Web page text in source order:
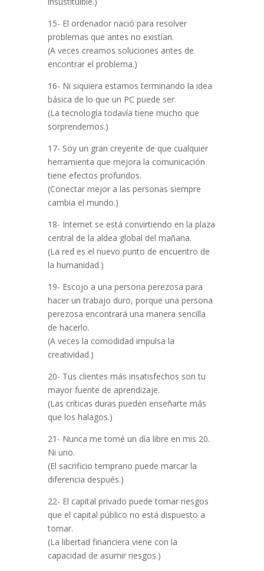
15- El ordenador nació para resolver
problemas que antes no existían.
(A veces creamos soluciones antes de
encontrar el problema.)
16- Ni siquiera estamos terminando la idea
básica de lo que un PC puede ser.
(La tecnología todavía tiene mucho que
sorprendernos.)
17- Soy un gran creyente de que cualquier
herramienta que mejora la comunicación
tiene efectos profundos.
(Conectar mejor a las personas siempre
cambia el mundo.)
18- Internet se está convirtiendo en la plaza
central de la aldea global del mañana.
(La red es el nuevo punto de encuentro de
la humanidad.)
19- Escojo a una persona perezosa para
hacer un trabajo duro, porque una persona
perezosa encontrará una manera sencilla
de hacerlo.
(A veces la comodidad impulsa la
creatividad.)
20- Tus clientes más insatisfechos son tu
mayor fuente de aprendizaje.
(Las críticas duras pueden enseñarte más
que los halagos.)
21- Nunca me tomé un día libre en mis 20.
Ni uno.
(El sacrificio temprano puede marcar la
diferencia después.)
22- El capital privado puede tomar riesgos
que el capital público no está dispuesto a
tomar.
(La libertad financiera viene con la
capacidad de asumir riesgos.)